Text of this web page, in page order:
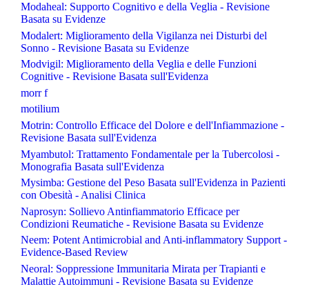
Modaheal: Supporto Cognitivo e della Veglia - Revisione
Basata su Evidenze
Modalert: Miglioramento della Vigilanza nei Disturbi del
Sonno - Revisione Basata su Evidenze
Modvigil: Miglioramento della Veglia e delle Funzioni
Cognitive - Revisione Basata sull'Evidenza
morr f
motilium
Motrin: Controllo Efficace del Dolore e dell'Infiammazione -
Revisione Basata sull'Evidenza
Myambutol: Trattamento Fondamentale per la Tubercolosi -
Monografia Basata sull'Evidenza
Mysimba: Gestione del Peso Basata sull'Evidenza in Pazienti
con Obesità - Analisi Clinica
Naprosyn: Sollievo Antinfiammatorio Efficace per
Condizioni Reumatiche - Revisione Basata su Evidenze
Neem: Potent Antimicrobial and Anti-inflammatory Support -
Evidence-Based Review
Neoral: Soppressione Immunitaria Mirata per Trapianti e
Malattie Autoimmuni - Revisione Basata su Evidenze